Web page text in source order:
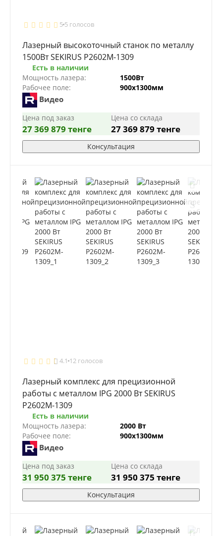
5 5 голосов
Лазерный высокоточный станок по металлу
1500Вт SEKIRUS P2602M-1309
Есть в наличии
Мощность лазера:
1500Вт
Рабочее поле:
900х1300мм
Видео
Цена под заказ
27 369 879 тенге
Цена со склада
27 369 879 тенге
Консультация
4.1 12 голосов
Лазерный комплекс для прецизионной
работы с металлом IPG 2000 Вт SEKIRUS
P2602M-1309
Есть в наличии
Мощность лазера:
2000 Вт
Рабочее поле:
900х1300мм
Видео
Цена под заказ
31 950 375 тенге
Цена со склада
31 950 375 тенге
Консультация